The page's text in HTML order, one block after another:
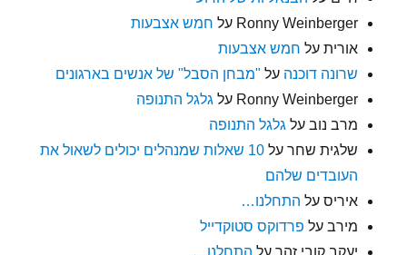
Ronny Weinberger על חמש אצבעות
אורית על חמש אצבעות
שרונה דוכנה על "מבחן הסבל" של אנשים בארגונים
Ronny Weinberger על גלגל התנופה
מרב נוב על גלגל התנופה
שלגית שחר על
10 שאלות שמנהלים יכולים לשאול את
העובדים שלהם
איריס על התחלנו…
מירב על פרדוקס סטוקדייל
יעקב קובי זהר על התחלנו…